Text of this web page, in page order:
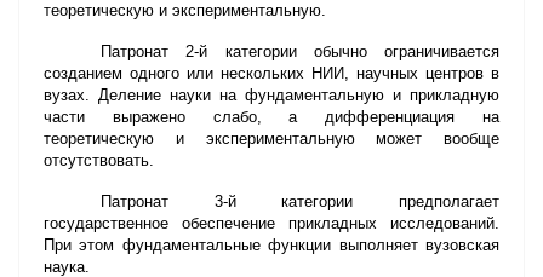
теоретическую и экспериментальную.
Патронат 2-й категории обычно ограничивается
созданием одного или нескольких НИИ, научных центров в
вузах. Деление науки на фундаментальную и прикладную
части выражено слабо, а дифференциация на
теоретическую и экспериментальную может вообще
отсутствовать.
Патронат 3-й категории предполагает
государственное обеспечение прикладных исследований.
При этом фундаментальные функции выполняет вузовская
наука.